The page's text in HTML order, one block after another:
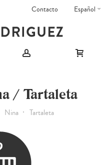
Español
Contacto
/ Tartaleta
Nina Tartaleta